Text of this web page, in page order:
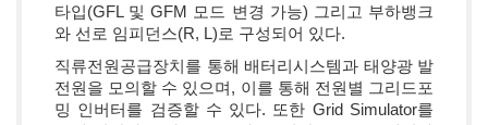
타입(GFL 및 GFM 모드 변경 가능) 그리고 부하뱅크
와 선로 임피던스(R, L)로 구성되어 있다.
직류전원공급장치를 통해 배터리시스템과 태양광 발
전원을 모의할 수 있으며, 이를 통해 전원별 그리드포
밍 인버터를 검증할 수 있다. 또한 Grid Simulator를